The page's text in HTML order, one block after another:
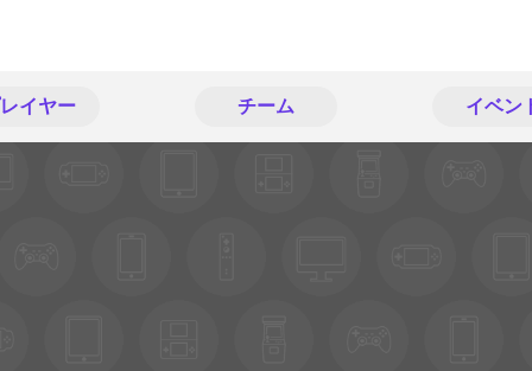
イヤー チーム イベン